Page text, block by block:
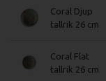
Coral Djup
tallrik 26 cm
Coral Flat
tallrik 26 cm